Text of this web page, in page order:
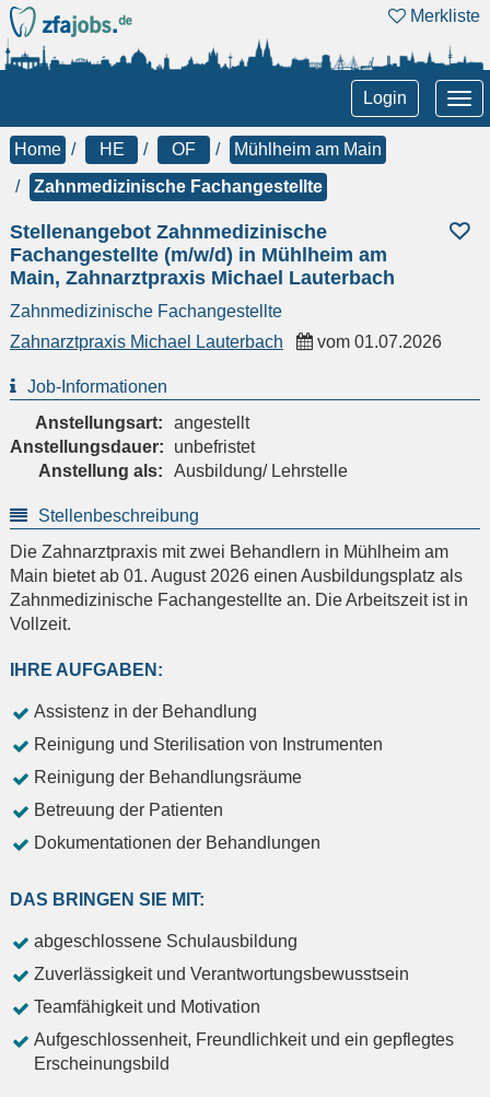
Merkliste
Login
Home HE OF
Mühlheim am Main
Zahnmedizinische Fachangestellte
Stellenangebot Zahnmedizinische
Fachangestellte (m/w/d) in Mühlheim am
Main, Zahnarztpraxis Michael Lauterbach
Zahnmedizinische Fachangestellte
Zahnarztpraxis Michael Lauterbach
vom 01.07.2026
Job-Informationen
Anstellungsart:
angestellt
Anstellungsdauer:
unbefristet
Anstellung als:
Ausbildung/ Lehrstelle
Stellenbeschreibung
Die Zahnarztpraxis mit zwei Behandlern in Mühlheim am
Main bietet ab 01. August 2026 einen Ausbildungsplatz als
Zahnmedizinische Fachangestellte an. Die Arbeitszeit ist in
Vollzeit.
IHRE AUFGABEN:
Assistenz in der Behandlung
Reinigung und Sterilisation von Instrumenten
Reinigung der Behandlungsräume
Betreuung der Patienten
Dokumentationen der Behandlungen
DAS BRINGEN SIE MIT:
abgeschlossene Schulausbildung
Zuverlässigkeit und Verantwortungsbewusstsein
Teamfähigkeit und Motivation
Aufgeschlossenheit, Freundlichkeit und ein gepflegtes
Erscheinungsbild